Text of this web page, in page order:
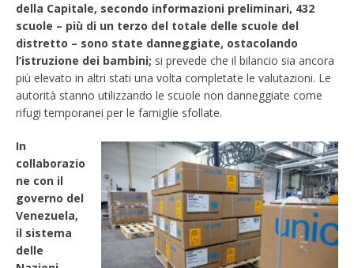
della Capitale, secondo informazioni preliminari, 432
scuole – più di un terzo del totale delle scuole del
distretto – sono state danneggiate, ostacolando
l’istruzione dei bambini; si prevede che il bilancio sia ancora
più elevato in altri stati una volta completate le valutazioni. Le
autorità stanno utilizzando le scuole non danneggiate come
rifugi temporanei per le famiglie sfollate.
In
collaborazio
ne con il
governo del
Venezuela,
il sistema
delle